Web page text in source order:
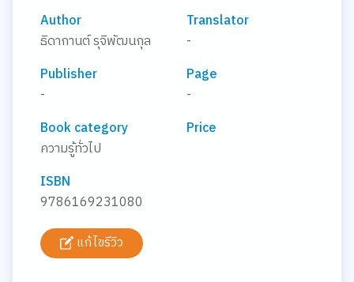
Author
ธิดากานต์ รุจิพัฒนกุล
Translator
-
Publisher
-
Page
-
Book category
ความรู้ทั่วไป
Price
ISBN
9786169231080
แก้ไขรีวิว